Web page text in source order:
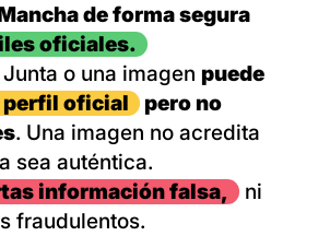
de forma segura
oficiales.
o una imagen puede
perfil oficial
pero no
. Una imagen no acredita
sea auténtica.
información falsa,
ni
fraudulentos.